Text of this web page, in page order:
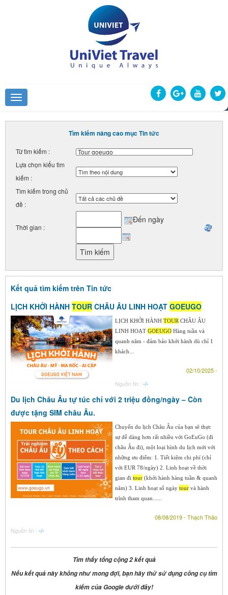
Tìm kiếm nâng cao mục Tin tức
Từ tìm kiếm :
Lựa chọn kiểu tìm
kiếm :
Tìm kiếm trong chủ
đề :
Thời gian :
Đến ngày
Kết quả tìm kiếm trên Tin tức
LỊCH KHỞI HÀNH TOUR CHÂU ÂU LINH HOẠT GOEUGO
LỊCH KHỞI HÀNH TOUR CHÂU ÂU
LINH HOẠT GOEUGO Hàng tuần và
quanh năm - đảm bảo khởi hành dù chỉ 1
khách...
02/10/2025 -
Nguồn tin : -/-
Du lịch Châu Âu tự túc chỉ với 2 triệu đồng/ngày – Còn
được tặng SIM châu Âu.
Chuyến du lịch Châu Âu của bạn sẽ thực
sự dễ dàng hơn rất nhiều với GoEuGo (đi
châu Âu đi), một loại hình du lịch mới với
những ưu điểm: 1. Tiết kiệm chi phí (chỉ
với EUR 78/ngày) 2. Linh hoạt về thời
gian đi tour (khởi hành hàng tuần & quanh
năm) 3. Linh hoạt số ngày tour và hành
trình tham quan......
08/08/2019 - Thạch Thảo
Nguồn tin : -/-
Tìm thấy tổng cộng 2 kết quả
Nếu kết quả này không như mong đợi, bạn hãy thử sử dụng công cụ tìm
kiếm của Google dưới đây!